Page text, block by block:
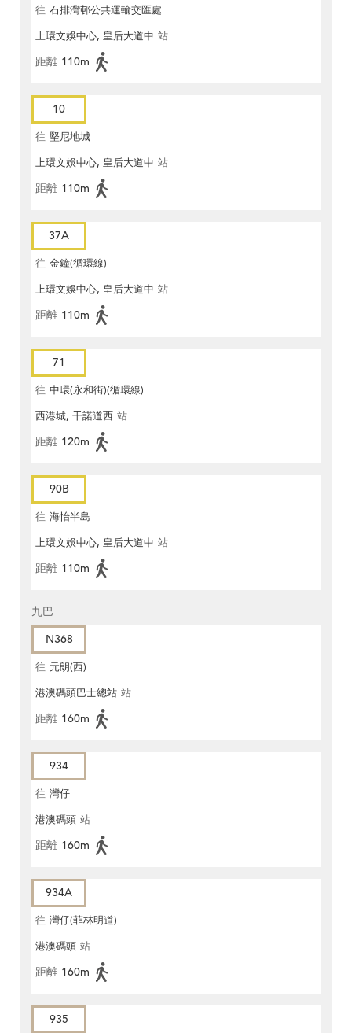
往 石排灣邨公共運輸交匯處
上環文娛中心, 皇后大道中 站
距離 110m
10
往 堅尼地城
上環文娛中心, 皇后大道中 站
距離 110m
37A
往 金鐘(循環線)
上環文娛中心, 皇后大道中 站
距離 110m
71
往 中環(永和街)(循環線)
西港城, 干諾道西 站
距離 120m
90B
往 海怡半島
上環文娛中心, 皇后大道中 站
距離 110m
九巴
N368
往 元朗(西)
港澳碼頭巴士總站 站
距離 160m
934
往 灣仔
港澳碼頭 站
距離 160m
934A
往 灣仔(菲林明道)
港澳碼頭 站
距離 160m
935